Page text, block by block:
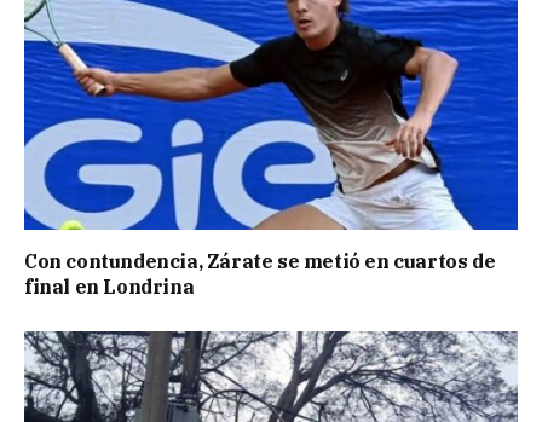
Con contundencia, Zárate se metió en cuartos de
final en Londrina